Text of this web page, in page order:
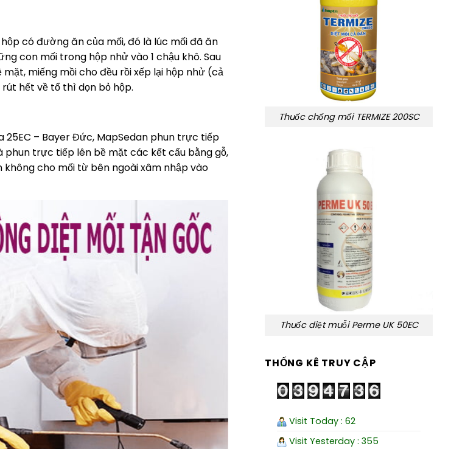
có đường ăn của mối, đó là lúc mối đã ăn
con mối trong hộp nhử vào 1 chậu khô. Sau
miếng mồi cho đều rồi xếp lại hộp nhử (cả
hết về tổ thì dọn bỏ hộp.
25EC – Bayer Đức, MapSedan phun trực tiếp
trực tiếp lên bề mặt các kết cấu bằng gỗ,
cho mối từ bên ngoài xâm nhập vào
Thuốc chống mối TERMIZE 200SC
Thuốc diệt muỗi Perme UK 50EC
THỐNG KÊ TRUY CẬP
Visit Today : 62
Visit Yesterday : 355